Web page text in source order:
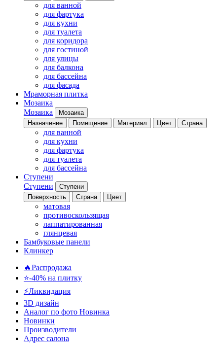
для ванной
для фартука
для кухни
для туалета
для коридора
для гостиной
для улицы
для балкона
для бассейна
для фасада
Мраморная плитка
Мозаика
Мозаика
Мозаика
Назначение
Помещение Материал Цвет Страна
для ванной
для кухни
для фартука
для туалета
для бассейна
Ступени
Ступени
Ступени
Поверхность
Страна Цвет
матовая
противоскользящая
лаппатированная
глянцевая
Бамбуковые панели
Клинкер
🔥Распродажа
⭐-40% на плитку
⚡️Ликвидация
3D дизайн
Аналог по фото Новинка
Новинки
Производители
Адрес салона